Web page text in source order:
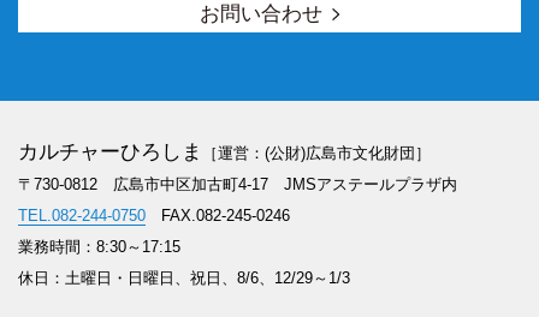
お問い合わせ
カルチャーひろしま
［運営：(公財)広島市文化財団］
〒730-0812 広島市中区加古町4-17 JMSアステールプラザ内
TEL.082-244-0750FAX.082-245-0246
業務時間：8:30～17:15
休日：土曜日・日曜日、祝日、8/6、12/29～1/3